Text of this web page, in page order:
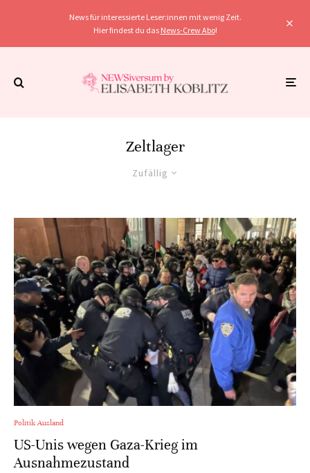
News für interessierte Leser:innen mit wenig Zeit.
Hier findest du das News-Crew Abo!
Zeltlager
Zufällig
Politik Ausland
US-Unis wegen Gaza-Krieg im
Ausnahmezustand